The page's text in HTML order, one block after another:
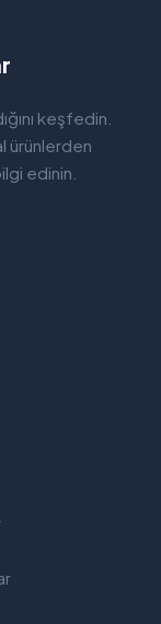
keşfedin.
ürünlerden
edinin.